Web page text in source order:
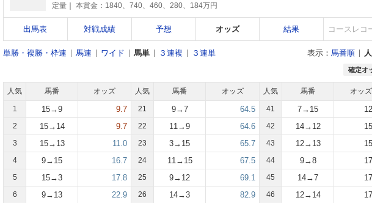
定量
本賞金：1840、740、460、280、184万円
出馬表 対戦成績 予想 オッズ 結果 コースレコ
単勝・複勝・枠連 馬連 ワイド 馬単 ３連複 ３連単 表示： 馬番順
確定オ
人気 馬番 オッズ
1 15→9 9.7
2 15→14 9.7
3 15→13 11.0
4 9→15 16.7
5 15→3 17.8
6 9→13 22.9
人気 馬番 オッズ
21 9→7 64.5
22 11→9 64.6
23 3→15 65.7
24 11→15 67.5
25 9→12 69.1
26 14→3 82.9
人気 馬番 オッズ
41 7→15
42 14→12
43 12→13
44 9→8
45 14→7
46 12→14